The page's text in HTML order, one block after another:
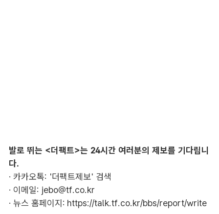
발로 뛰는 <더팩트>는 24시간 여러분의 제보를 기다립니
다.
· 카카오톡: '더팩트제보' 검색
· 이메일: jebo@tf.co.kr
· 뉴스 홈페이지: https://talk.tf.co.kr/bbs/report/write